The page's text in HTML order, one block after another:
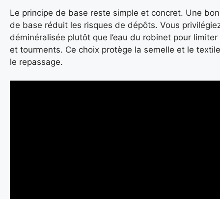
Le principe de base reste simple et concret. Une
de base réduit les risques de dépôts. Vous
déminéralisée plutôt que l’eau du robinet pour limiter
et tourments. Ce choix protège la semelle et le
le repassage.